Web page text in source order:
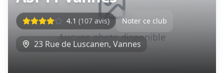
Aucune photo disponible
4.1 (107 avis) Noter ce club
23 Rue de Luscanen, Vannes